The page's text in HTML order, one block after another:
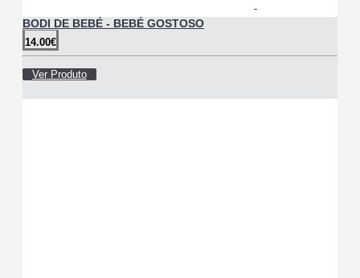
BODI DE BEBÉ - BEBÉ GOSTOSO
14.00€
Ver Produto